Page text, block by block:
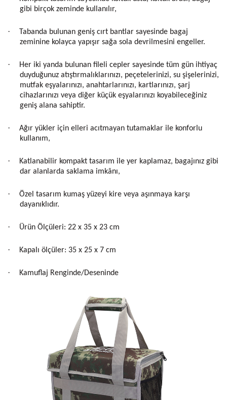
gibi birçok zeminde kullanılır,
·
Tabanda bulunan geniş cırt bantlar sayesinde bagaj
zeminine kolayca yapışır sağa sola devrilmesini engeller.
·
Her iki yanda bulunan fileli cepler sayesinde tüm gün ihtiyaç
duyduğunuz atıştırmalıklarınızı, peçetelerinizi, su şişelerinizi,
mutfak eşyalarınızı, anahtarlarınızı, kartlarınızı, şarj
cihazlarınızı veya diğer küçük eşyalarınızı koyabileceğiniz
geniş alana sahiptir.
·
Ağır yükler için elleri acıtmayan tutamaklar ile konforlu
kullanım,
·
Katlanabilir kompakt tasarım ile yer kaplamaz, bagajınız gibi
dar alanlarda saklama imkânı,
·
Özel tasarım kumaş yüzeyi kire veya aşınmaya karşı
dayanıklıdır.
· Ürün Ölçüleri: 22 x 35 x 23 cm
· Kapalı ölçüler: 35 x 25 x 7 cm
· Kamuflaj Renginde/Deseninde